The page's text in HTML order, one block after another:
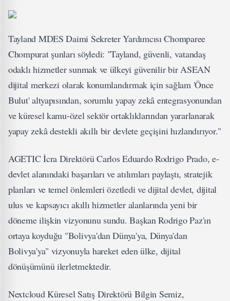
Tayland MDES Daimi Sekreter Yardımcısı Chomparee
Chompurat şunları söyledi: "Tayland, güvenli, vatandaş
odaklı hizmetler sunmak ve ülkeyi güvenilir bir ASEAN
dijital merkezi olarak konumlandırmak için sağlam 'Önce
Bulut' altyapısından, sorumlu yapay zekâ entegrasyonundan
ve küresel kamu-özel sektör ortaklıklarından yararlanarak
yapay zekâ destekli akıllı bir devlete geçişini hızlandırıyor."
AGETIC İcra Direktörü Carlos Eduardo Rodrigo Prado, e-
devlet alanındaki başarıları ve atılımları paylaştı, stratejik
planları ve temel önlemleri özetledi ve dijital devlet, dijital
ulus ve kapsayıcı akıllı hizmetler alanlarında yeni bir
döneme ilişkin vizyonunu sundu. Başkan Rodrigo Paz'ın
ortaya koyduğu "Bolivya'dan Dünya'ya, Dünya'dan
Bolivya'ya" vizyonuyla hareket eden ülke, dijital
dönüşümünü ilerletmektedir.
Nextcloud Küresel Satış Direktörü Bilgin Semiz,